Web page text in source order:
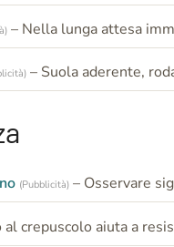
– Nella lunga attesa
– Suola aderente,
(Pubblicità) – Osservare
al crepuscolo aiuta a